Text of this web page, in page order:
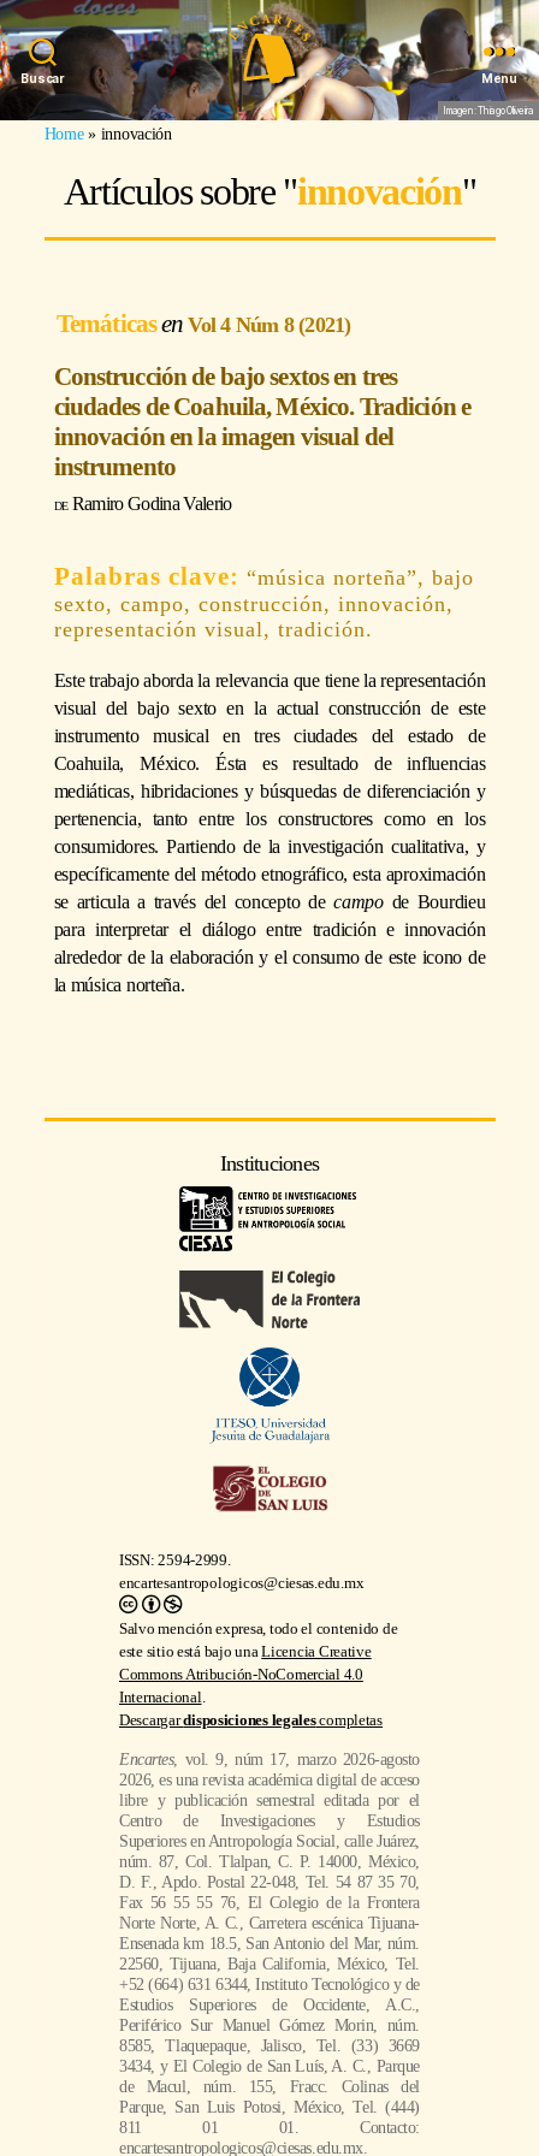
Buscar Menu
Imagen: Thiago Oliveira
Home» innovación
Artículos sobre "innovación"
Temáticas Vol 4 Núm 8 (2021)
Construcción de bajo sextos en tres
ciudades de Coahuila, México. Tradición e
innovación en la imagen visual del
instrumento
Ramiro Godina Valerio
“música norteña”, bajo
sexto, campo, construcción, innovación,
representación visual, tradición.
Este trabajo aborda la relevancia que tiene la representación
visual del bajo sexto en la actual construcción de este
instrumento musical en tres ciudades del estado de
Coahuila, México. Ésta es resultado de influencias
mediáticas, hibridaciones y búsquedas de diferenciación y
pertenencia, tanto entre los constructores como en los
consumidores. Partiendo de la investigación cualitativa, y
específicamente del método etnográfico, esta aproximación
se articula a través del concepto decampode Bourdieu
para interpretar el diálogo entre tradición e innovación
alrededor de la elaboración y el consumo de este icono de
la música norteña.
Instituciones
ISSN: 2594-2999.
encartesantropologicos@ciesas.edu.mx
Salvo mención expresa, todo el contenido de
este sitio está bajo unaLicencia Creative
Commons Atribución-NoComercial 4.0
Internacional.
Descargardisposiciones legalescompletas
Encartes, vol. 9, núm 17, marzo 2026-agosto
2026, es una revista académica digital de acceso
libre y publicación semestral editada por el
Centro de Investigaciones y Estudios
Superiores en Antropología Social, calle Juárez,
núm. 87, Col. Tlalpan, C. P. 14000, México,
D. F., Apdo. Postal 22-048, Tel. 54 87 35 70,
Fax 56 55 55 76, El Colegio de la Frontera
Norte Norte, A. C., Carretera escénica Tijuana-
Ensenada km 18.5, San Antonio del Mar, núm.
22560, Tijuana, Baja California, México, Tel.
+52 (664) 631 6344, Instituto Tecnológico y de
Estudios Superiores de Occidente, A.C.,
Periférico Sur Manuel Gómez Morin, núm.
8585, Tlaquepaque, Jalisco, Tel. (33) 3669
3434, y El Colegio de San Luís, A. C., Parque
de Macul, núm. 155, Fracc. Colinas del
Parque, San Luis Potosi, México, Tel. (444)
811 01 01. Contacto:
encartesantropologicos@ciesas.edu.mx.